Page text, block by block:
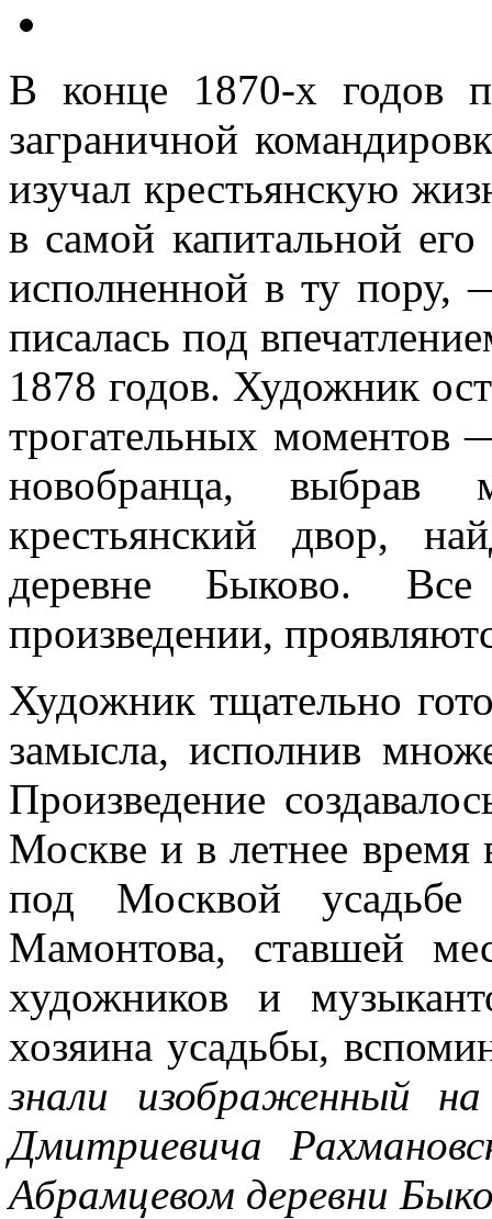
В конце 1870-х годов
заграничной
изучал крестьянскую
в самой капитальной
исполненной в ту пору,
писалась под
1878 годов. Художник
трогательных моментов
новобранца, выбрав
крестьянский двор,
деревне Быково.
произведении,
Художник тщательно
замысла, исполнив
Произведение
Москве и в летнее
под Москвой усадьбе
Мамонтова, ставшей
художников и
хозяина усадьбы,
знали изображенный
Дмитриевича
Абрамцевом деревни